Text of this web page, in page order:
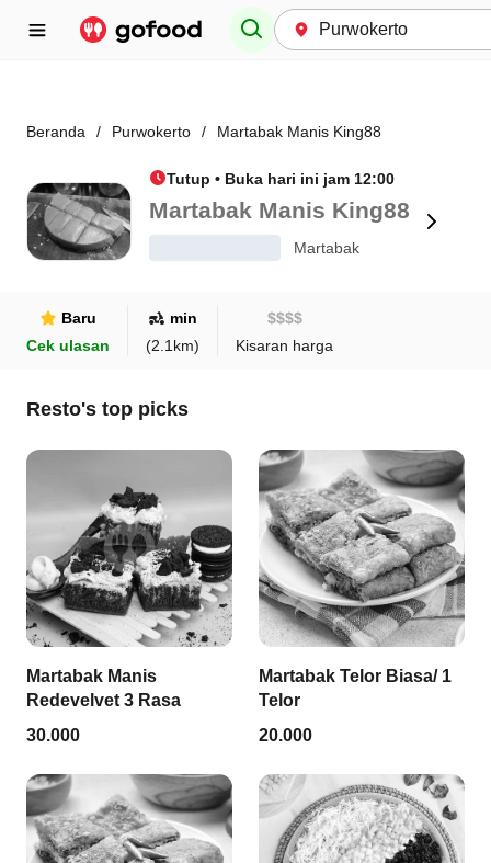
Beranda / Purwokerto / Martabak Manis King88
Tutup • Buka hari ini jam 12:00
Martabak Manis King88
Martabak
Baru
Cek ulasan
min
(2.1 km)
$$$$
Kisaran harga
Resto's top picks
Martabak Manis
Redevelvet 3 Rasa
30.000
Martabak Telor Biasa/ 1
Telor
20.000